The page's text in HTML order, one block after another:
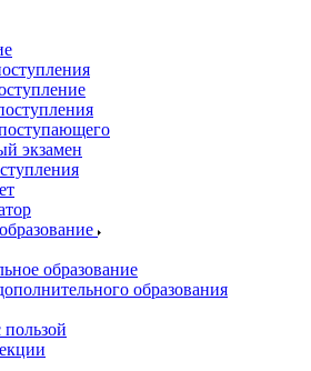
экзамен
образование
образования